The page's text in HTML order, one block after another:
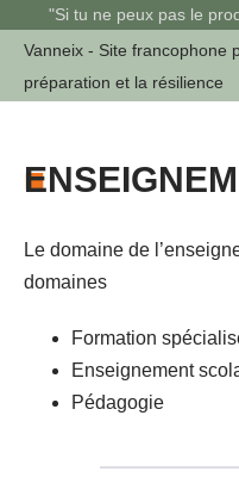
Sauter
contenu
"Si tu ne peux pas le
Vanneix - Site francophone
préparation et la résilience
■
Le domaine de
domaines
Formation
Enseignement
Pédagogie